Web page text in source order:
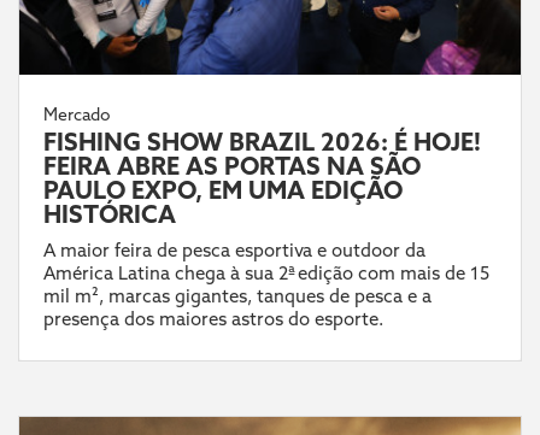
Mercado
FISHING SHOW BRAZIL 2026: É HOJE!
FEIRA ABRE AS PORTAS NA SÃO
PAULO EXPO, EM UMA EDIÇÃO
HISTÓRICA
A maior feira de pesca esportiva e outdoor da
América Latina chega à sua 2ª edição com mais de 15
mil m², marcas gigantes, tanques de pesca e a
presença dos maiores astros do esporte.